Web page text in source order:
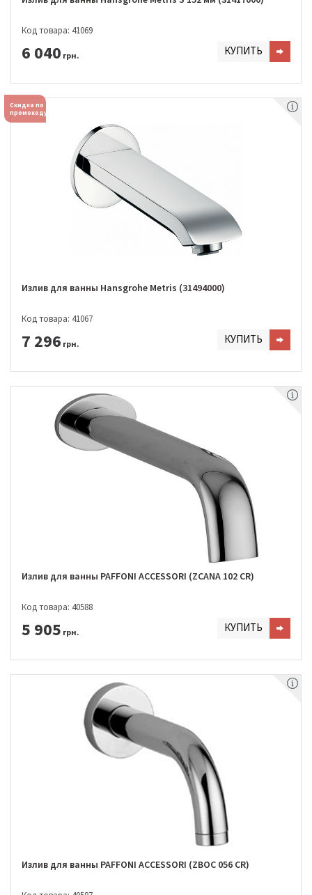
Код товара: 41069
6 040 грн. КУПИТЬ
Скидка по
промокоду
Излив для ванны Hansgrohe Metris (31494000)
Код товара: 41067
7 296 грн. КУПИТЬ
Излив для ванны PAFFONI ACCESSORI (ZCANA 102 CR)
Код товара: 40588
5 905 грн. КУПИТЬ
Излив для ванны PAFFONI ACCESSORI (ZBOC 056 CR)